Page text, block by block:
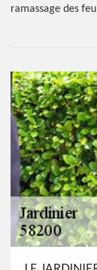
ramassage des